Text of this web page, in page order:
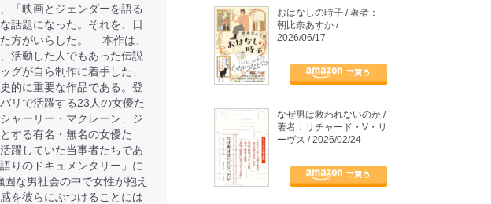
「映画とジェンダーを語る
話題になった。それを、日
方がいらした。 本作は、
活動した人でもあった伝説
グが自ら制作に着手した、
的に重要な作品である。登
リで活躍する23人の女優た
ャーリー・マクレーン、ジ
する有名・無名の女優た
躍していた当事者たちであ
りのドキュメンタリー」に
な男社会の中で女性が抱え
を彼らにぶつけることには
おはなしの時子 / 著者：
朝比奈あすか /
2026/06/17
なぜ男は救われないのか /
著者：リチャード・V・リ
ーヴス / 2026/02/24